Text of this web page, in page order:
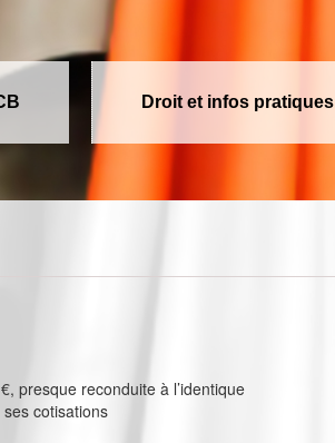
Droit et infos pratiques
presque reconduite à l’identique
cotisations